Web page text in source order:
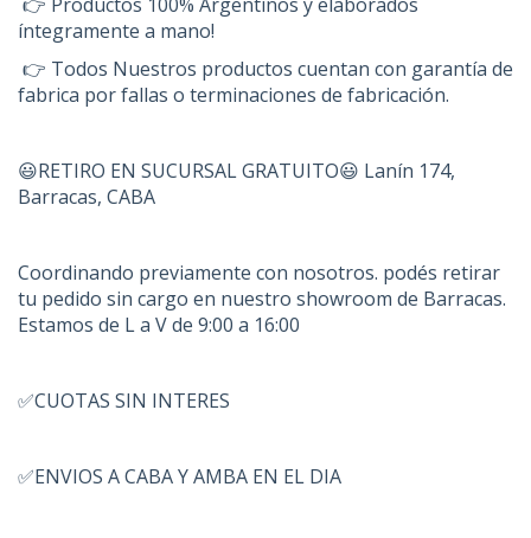
íntegramente a mano!
👉 Todos Nuestros productos cuentan con garantía de
fabrica por fallas o terminaciones de fabricación.
😃RETIRO EN SUCURSAL GRATUITO😃 Lanín 174,
Barracas, CABA
Coordinando previamente con nosotros. podés retirar
tu pedido sin cargo en nuestro showroom de Barracas.
Estamos de L a V de 9:00 a 16:00
✅CUOTAS SIN INTERES
✅ENVIOS A CABA Y AMBA EN EL DIA